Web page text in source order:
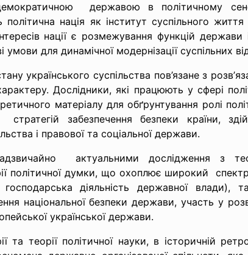
державою в політичному
політична нація як інститут суспільного
нації є розмежування функцій
для динамічної модернізації суспільних
українського суспільства пов’язане з розв’
Дослідники, які працюють у сфері
матеріалу для обґрунтування ролі
забезпечення безпеки країни,
і правової та соціальної держави.
актуальними дослідження з
політичної думки, що охоплює широкий спектр
господарська діяльність державної влади),
національної безпеки держави, участь у
української держави.
та теорії політичної науки, в історичній